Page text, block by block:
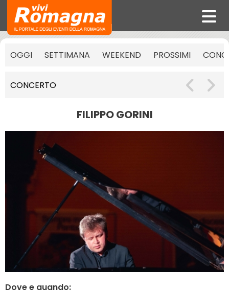
OGGI SETTIMANA WEEKEND PROSSIMI
CONCERTO
FILIPPO GORINI
Dove e quando: